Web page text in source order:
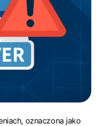
oznaczona jako